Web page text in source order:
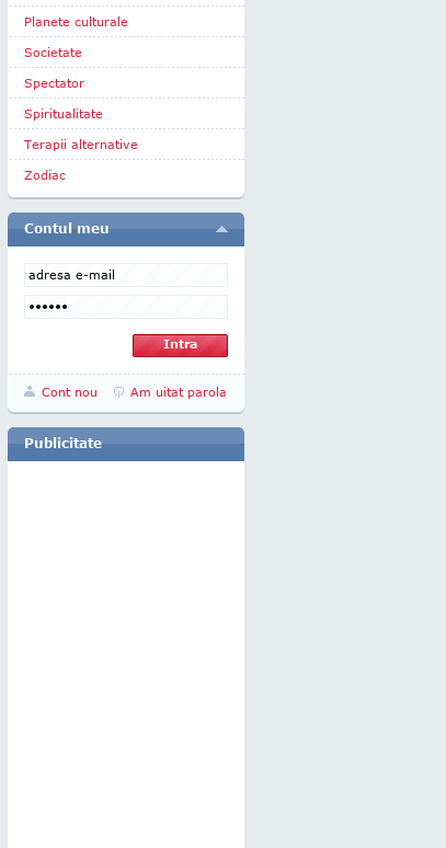
Planete culturale
Societate
Spectator
Spiritualitate
Terapii alternative
Zodiac
Contul meu
Cont nou Am uitat parola
Publicitate